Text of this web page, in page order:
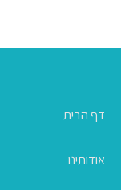
דף הבית
אודותינו